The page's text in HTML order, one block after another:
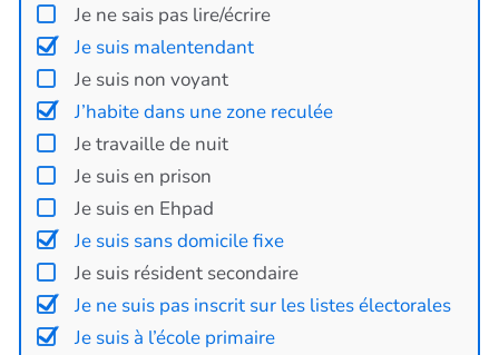
Je ne sais pas lire/écrire
Je suis malentendant
Je suis non voyant
J’habite dans une zone reculée
Je travaille de nuit
Je suis en prison
Je suis en Ehpad
Je suis sans domicile fixe
Je suis résident secondaire
Je ne suis pas inscrit sur les listes électorales
Je suis à l’école primaire